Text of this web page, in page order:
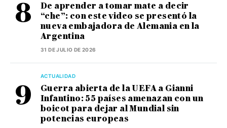
De aprender a tomar mate a decir
“che”: con este video se presentó la
nueva embajadora de Alemania en la
Argentina
31 DE JULIO DE 2026
ACTUALIDAD
Guerra abierta de la UEFA a Gianni
Infantino: 55 países amenazan con un
boicot para dejar al Mundial sin
potencias europeas